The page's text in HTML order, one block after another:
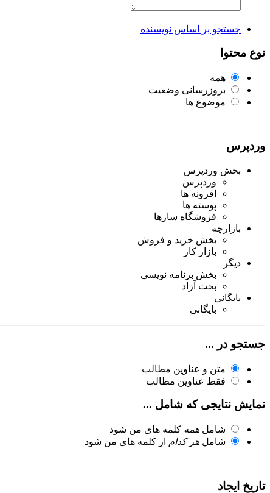
جستجو بر اساس نویسنده
نوع محتوا
همه
بروزرسانی وضعیت
موضوع ها
وردپرس
بخش وردپرس
وردپرس
افزونه ها
پوسته ها
فروشگاه سازها
بازارچه
بخش خرید و فروش
بازار کار
دیگر
بخش برنامه نویسی
بحث آزاد
بایگانی
بایگانی
جستجو در ...
متن و عناوین مطالب
فقط عناوین مطالب
نمایش نتایجی که شامل ...
شامل همه کلمه های من شود
شامل هر کدام از کلمه های من شود
تاریخ ایجاد